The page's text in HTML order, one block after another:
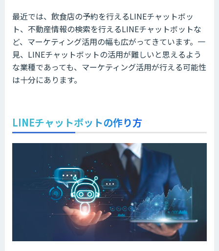
最近では、飲食店の予約を行えるLINEチャットボッ
ト、不動産情報の検索を行えるLINEチャットボットな
ど、マーケティング活用の幅も広がってきています。一
見、LINEチャットボットの活用が難しいと思えるよう
な業種であっても、マーケティング活用が行える可能性
は十分にあります。
LINEチャットボットの作り方